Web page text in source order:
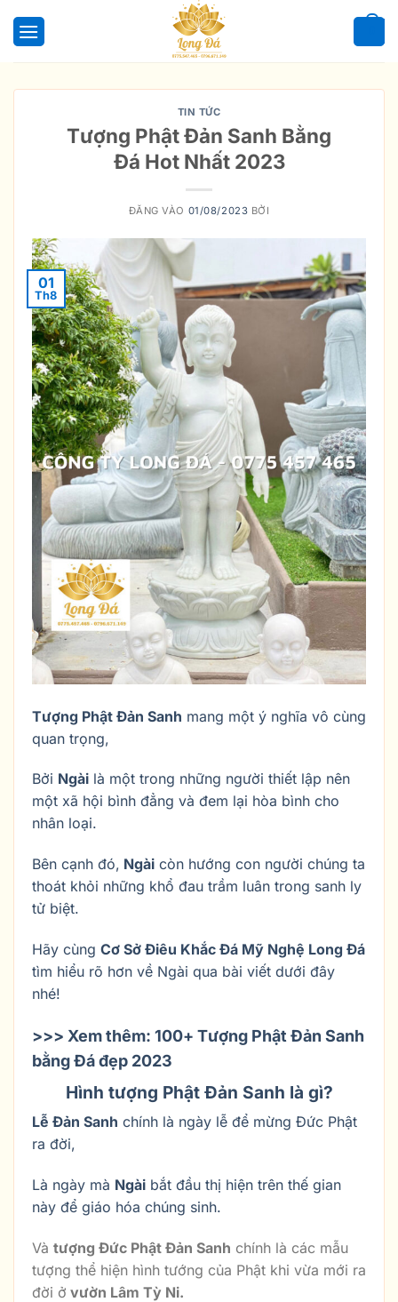
qua
TIN TỨC
Tượng Phật Đản Sanh Bằng
Đá Hot Nhất 2023
ĐĂNG VÀO 01/08/2023 BỞI
01
Th8
Tượng Phật Đản Sanh mang một ý nghĩa vô cùng
quan trọng,
Bởi Ngài là một trong những người thiết lập nên
một xã hội bình đẳng và đem lại hòa bình cho
nhân loại.
Bên cạnh đó, Ngài còn hướng con người chúng ta
thoát khỏi những khổ đau trầm luân trong sanh ly
tử biệt.
Hãy cùng Cơ Sở Điêu Khắc Đá Mỹ Nghệ Long Đá
tìm hiểu rõ hơn về Ngài qua bài viết dưới đây
nhé!
>>> Xem thêm: 100+ Tượng Phật Đản Sanh
bằng Đá đẹp 2023
Hình tượng Phật Đản Sanh là gì?
Lễ Đản Sanh chính là ngày lễ để mừng Đức Phật
ra đời,
Là ngày mà Ngài bắt đầu thị hiện trên thế gian
này để giáo hóa chúng sinh.
Và tượng Đức Phật Đản Sanh chính là các mẫu
tượng thể hiện hình tướng của Phật khi vừa mới ra
đời ở vườn Lâm Tỳ Ni.